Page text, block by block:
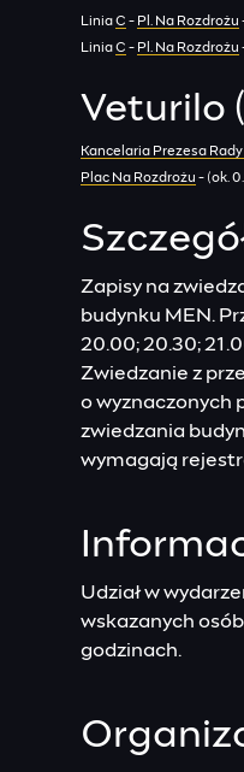
LiniaC - Pl. Na Rozdrożu
LiniaC - Pl. Na Rozdrożu
Veturilo
Kancelaria Prezesa
Plac Na Rozdrożu - (ok.
Zapisy na
budynku MEN.
20.00; 20.30;
Zwiedzanie z
o wyznaczonych
zwiedzania
wymagają
Udział w
wskazanych
godzinach.